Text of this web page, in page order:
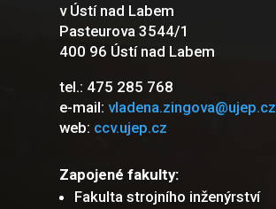
v Ústí nad Labem
Pasteurova 3544/1
400 96 Ústí nad Labem
tel.: 475 285 768
e-mail:vladena.zingova@ujep.cz
web: ccv.ujep.cz
Zapojené fakulty:
Fakulta strojního inženýrství